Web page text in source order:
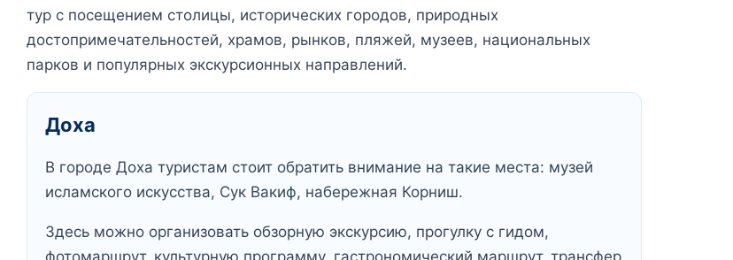
тур с посещением столицы, исторических городов, природных
достопримечательностей, храмов, рынков, пляжей, музеев, национальных
парков и популярных экскурсионных направлений.
Доха
В городе Доха туристам стоит обратить внимание на такие места: музей
исламского искусства, Сук Вакиф, набережная Корниш.
Здесь можно организовать обзорную экскурсию, прогулку с гидом,
фотомаршрут, культурную программу, гастрономический маршрут, трансфер